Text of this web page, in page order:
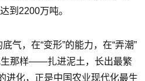
到2200万吨。
底气，在“变形”的能力，在“弄潮”
生那样——扎进泥土，长出最繁
进化，正是中国农业现代化最生